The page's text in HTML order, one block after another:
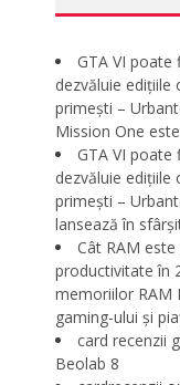
GTA VI
dezvăluie edițiile
primești –
Mission One
GTA VI
dezvăluie edițiile
primești –
lansează în
Cât RAM
productivitate în
memoriilor RAM
gaming-ului și
card recenzii
Beolab 8